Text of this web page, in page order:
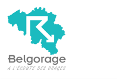
Aller